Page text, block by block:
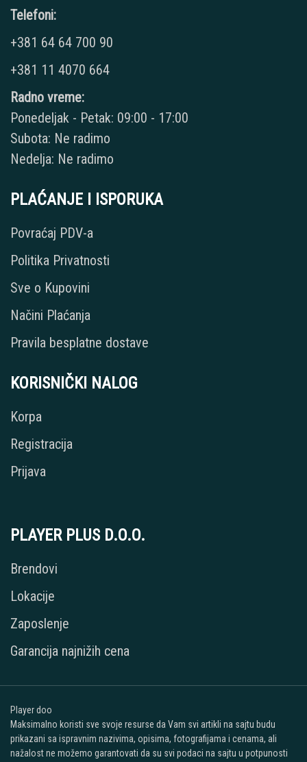
Telefoni:
+381 64 64 700 90
+381 11 4070 664
Radno vreme:
Ponedeljak - Petak: 09:00 - 17:00
Subota: Ne radimo
Nedelja: Ne radimo
PLAĆANJE I ISPORUKA
Povraćaj PDV-a
Politika Privatnosti
Sve o Kupovini
Načini Plaćanja
Pravila besplatne dostave
KORISNIČKI NALOG
Korpa
Registracija
Prijava
PLAYER PLUS D.O.O.
Brendovi
Lokacije
Zaposlenje
Garancija najnižih cena
Player doo
Maksimalno koristi sve svoje resurse da Vam svi artikli na sajtu budu
prikazani sa ispravnim nazivima, opisima, fotografijama i cenama, ali
nažalost ne možemo garantovati da su svi podaci na sajtu u potpunosti